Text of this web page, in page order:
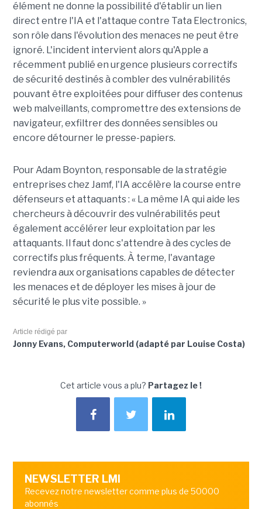
élément ne donne la possibilité d'établir un lien
direct entre l'IA et l'attaque contre Tata Electronics,
son rôle dans l'évolution des menaces ne peut être
ignoré. L'incident intervient alors qu'Apple a
récemment publié en urgence plusieurs correctifs
de sécurité destinés à combler des vulnérabilités
pouvant être exploitées pour diffuser des contenus
web malveillants, compromettre des extensions de
navigateur, exfiltrer des données sensibles ou
encore détourner le presse-papiers.
PourAdam Boynton, responsable de la stratégie
entreprises chezJamf, l'IA accélère la course entre
défenseurs et attaquants : « La même IA qui aide les
chercheurs à découvrir des vulnérabilités peut
également accélérer leur exploitation par les
attaquants. Il faut donc s'attendre à des cycles de
correctifs plus fréquents. À terme, l'avantage
reviendra aux organisations capables de détecter
les menaces et de déployer les mises à jour de
sécurité le plus vite possible. »
Article rédigé par
Jonny Evans, Computerworld (adapté par Louise Costa)
Cet article vous a plu? Partagez le !
NEWSLETTER LMI
Recevez notre newsletter comme plus de 50000
abonnés